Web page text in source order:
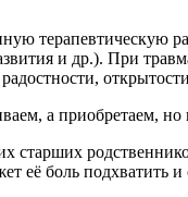
и др.). При
а приобретаем, но
старших
её боль подхватить